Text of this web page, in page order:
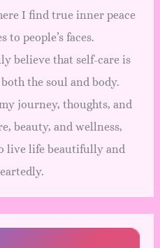
I find true inner peace
to people’s faces.
believe that self-care is
the soul and body.
journey, thoughts, and
beauty, and wellness,
live life beautifully and